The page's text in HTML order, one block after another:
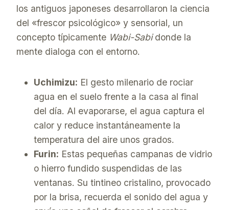
los antiguos japoneses desarrollaron la ciencia
del «frescor psicológico» y sensorial, un
concepto típicamente Wabi-Sabidonde la
mente dialoga con el entorno.
Uchimizu: El gesto milenario de rociar
agua en el suelo frente a la casa al final
del día. Al evaporarse, el agua captura el
calor y reduce instantáneamente la
temperatura del aire unos grados.
Furin: Estas pequeñas campanas de vidrio
o hierro fundido suspendidas de las
ventanas. Su tintineo cristalino, provocado
por la brisa, recuerda el sonido del agua y